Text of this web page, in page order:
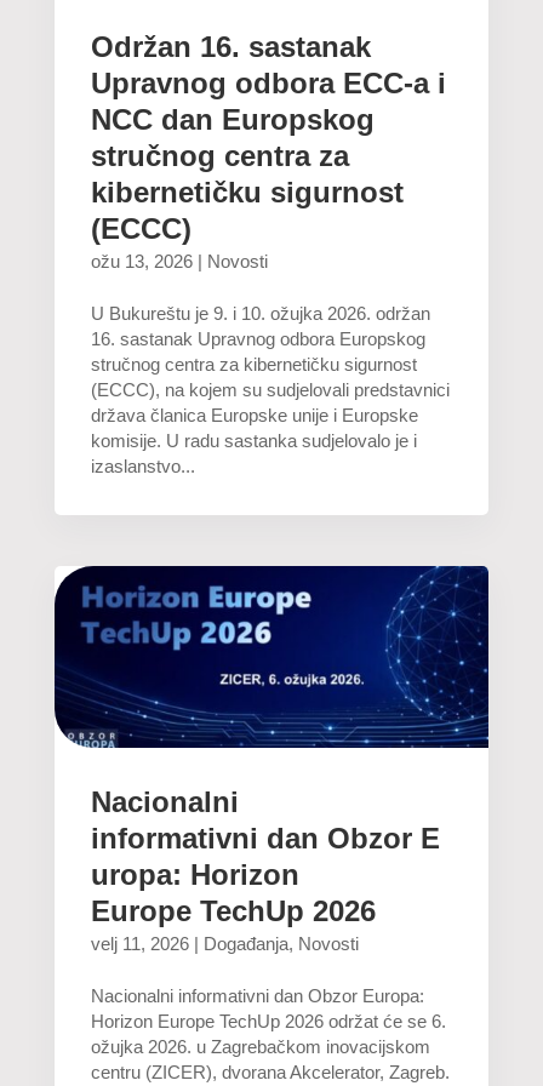
Održan 16. sastanak
Upravnog odbora ECC-a i
NCC dan Europskog
stručnog centra za
kibernetičku sigurnost
(ECCC)
ožu 13, 2026| Novosti
U Bukureštu je 9. i 10. ožujka 2026. održan
16. sastanak Upravnog odbora Europskog
stručnog centra za kibernetičku sigurnost
(ECCC), na kojem su sudjelovali predstavnici
država članica Europske unije i Europske
komisije. U radu sastanka sudjelovalo je i
izaslanstvo...
Nacionalni
informativni dan Obzor E
uropa: Horizon
Europe TechUp 2026
velj 11, 2026| Događanja, Novosti
Nacionalni informativni dan Obzor Europa:
Horizon Europe TechUp 2026 održat će se 6.
ožujka 2026. u Zagrebačkom inovacijskom
centru (ZICER), dvorana Akcelerator, Zagreb.